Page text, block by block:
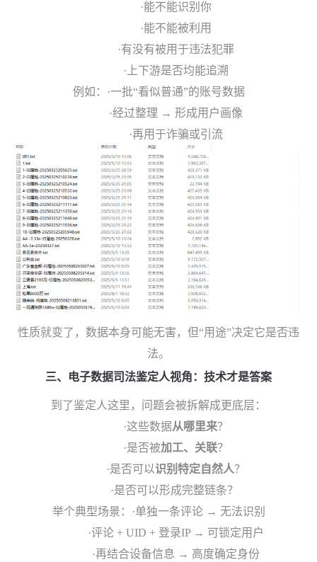
·能不能识别你
·能不能被利用
·有没有被用于违法犯罪
·上下游是否均能追溯
例如：
·一批“看似普通”的账号数据
·经过整理 → 形成用户画像
·再用于诈骗或引流
性质就变了， 数据本身可能无害，但“用途”决定它是否违
法。
三、电子数据司法鉴定人视角：技术才是答案
到了鉴定人这里，问题会被拆解成更底层：
·这些数据从哪里来？
·是否被加工、关联？
·是否可以识别特定自然人？
·是否可以形成完整链条？
举个典型场景：
·单独一条评论 → 无法识别
·评论 + UID + 登录IP → 可锁定用户
·再结合设备信息 → 高度确定身份